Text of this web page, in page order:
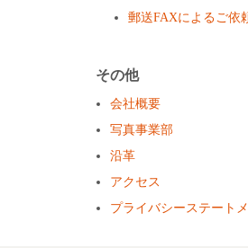
郵送FAXによるご依
その他
会社概要
写真事業部
沿革
アクセス
プライバシーステート